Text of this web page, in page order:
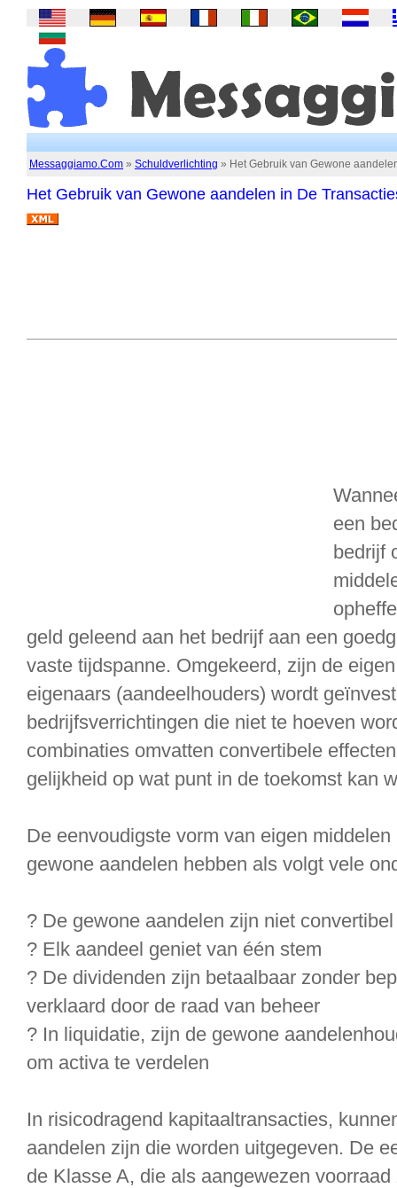
Messaggiamo.Com » Schuldverlichting » Het Gebruik van Gewone
Het Gebruik van Gewone aandelen in De
een
bedrijf
geld geleend aan het bedrijf aan een
vaste tijdspanne. Omgekeerd, zijn de
eigenaars (aandeelhouders) wordt
bedrijfsverrichtingen die niet te hoeven
combinaties omvatten convertibele
gelijkheid op wat punt in de toekomst kan
De eenvoudigste vorm van eigen
gewone aandelen hebben als volgt vele
? De gewone aandelen zijn niet
? Elk aandeel geniet van één stem
? De dividenden zijn betaalbaar zonder
verklaard door de raad van beheer
? In liquidatie, zijn de gewone
om activa te verdelen
In risicodragend kapitaaltransacties,
aandelen zijn die worden uitgegeven. De
de Klasse A, die als aangewezen